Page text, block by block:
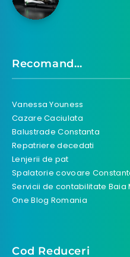
Recomand…
Vanessa Youness
Cazare Caciulata
Balustrade Constanta
Repatriere decedati
Lenjerii de pat
Spalatorie covoare
Servicii de contabilitate Baia
One Blog Romania
Cod Reduceri